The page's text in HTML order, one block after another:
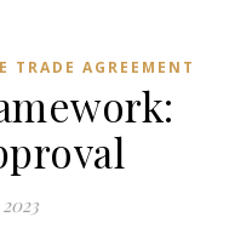
TRADE AGREEMENT